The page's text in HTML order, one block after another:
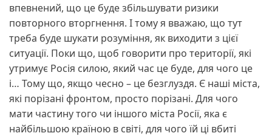
впевнений, що це буде збільшувати ризики
повторного вторгнення. І тому я вважаю, що тут
треба буде шукати розуміння, як виходити з цієї
ситуації. Поки що, щоб говорити про території, які
утримує Росія силою, який час це буде, для чого це
і… Тому що, якщо чесно – це безглуздя. Є наші міста,
які порізані фронтом, просто порізані. Для чого
мати частину того чи іншого міста Росії, яка є
найбільшою країною в світі, для чого їй ці вбиті